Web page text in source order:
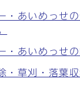
・あいめっせ
・あいめっせ
・草刈・落葉